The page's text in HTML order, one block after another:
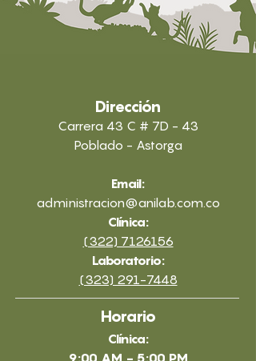
Dirección
Carrera 43 C # 7D - 43
Poblado - Astorga
Email:
administracion@anilab.com.co
Clínica:
(322) 7126156
Laboratorio:
(323) 291-7448
Horario
Clínica: